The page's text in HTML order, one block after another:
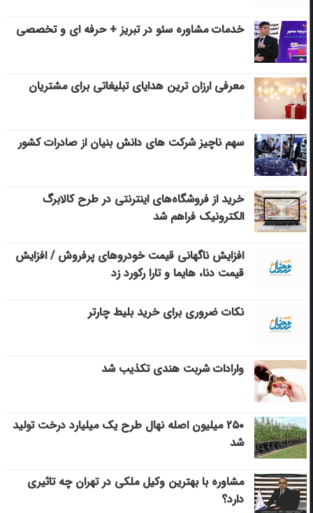
خدمات مشاوره سئو در تبریز + حرفه ای و تخصصی
معرفی ارزان ترین هدایای تبلیغاتی برای مشتریان
سهم ناچیز شرکت های دانش بنیان از صادرات کشور
خرید از فروشگاه‌های اینترنتی در طرح کالابرگ
الکترونیک فراهم شد
افزایش ناگهانی قیمت خودروهای پرفروش / افزایش
قیمت دنا، هایما و تارا رکورد زد
نکات ضروری برای خرید بلیط چارتر
وارادات شربت هندی تکذیب شد
۲۵۰ میلیون اصله نهال طرح یک میلیارد درخت تولید
شد
مشاوره با بهترین وکیل ملکی در تهران چه تاثیری
دارد؟